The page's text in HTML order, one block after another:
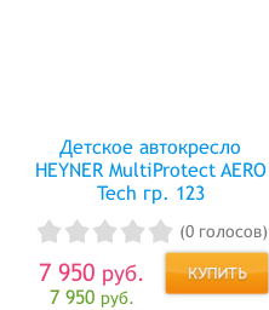
Детское автокресло
HEYNER MultiProtect AERO
Tech гр. 123
(0 голосов)
7 950 руб.
7 950 руб.